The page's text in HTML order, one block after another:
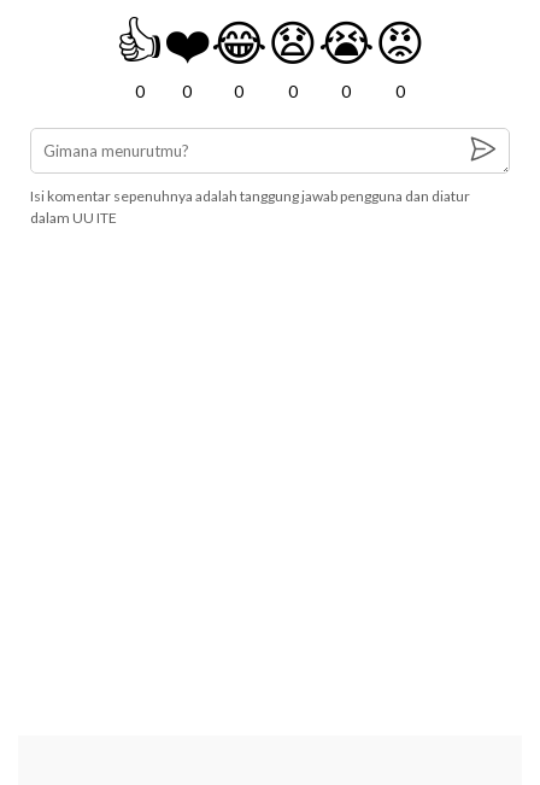
👍
0
❤️
0
😂
0
😧
0
😭
0
😡
0
Isi komentar sepenuhnya adalah tanggung jawab pengguna dan diatur
dalam UU ITE